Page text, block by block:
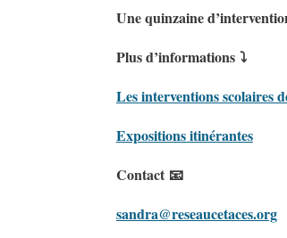
Une quinzaine
Plus d’informations ⤵
Les interventions scolaires
Expositions itinérantes
Contact 📧
sandra@reseaucetaces.org